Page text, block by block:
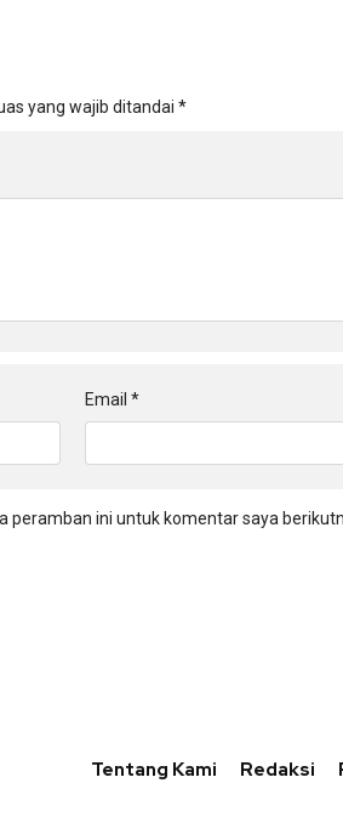
yang wajib ditandai *
Email *
peramban ini untuk komentar saya
Tentang Kami Redaksi